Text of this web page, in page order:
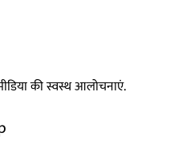
की स्वस्थ आलोचनाएं.